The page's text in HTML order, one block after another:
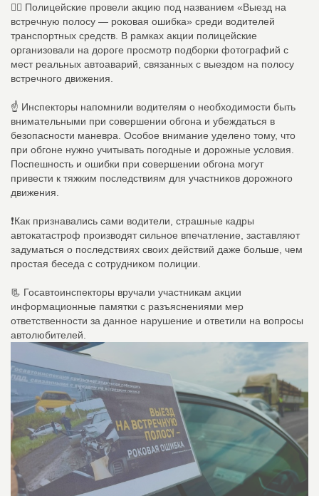
👮‍♂ Полицейские провели акцию под названием «Выезд на
встречную полосу — роковая ошибка» среди водителей
транспортных средств. В рамках акции полицейские
организовали на дороге просмотр подборки фотографий с
мест реальных автоаварий, связанных с выездом на полосу
встречного движения.
☝ Инспекторы напомнили водителям о необходимости быть
внимательными при совершении обгона и убеждаться в
безопасности маневра. Особое внимание уделено тому, что
при обгоне нужно учитывать погодные и дорожные условия.
Поспешность и ошибки при совершении обгона могут
привести к тяжким последствиям для участников дорожного
движения.
❗Как признавались сами водители, страшные кадры
автокатастроф производят сильное впечатление, заставляют
задуматься о последствиях своих действий даже больше, чем
простая беседа с сотрудником полиции.
📃 Госавтоинспекторы вручали участникам акции
информационные памятки с разъяснениями мер
ответственности за данное нарушение и ответили на вопросы
автолюбителей.